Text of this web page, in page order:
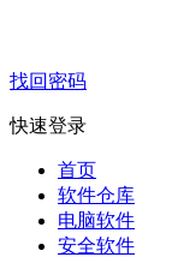
找回密码
快速登录
首页
软件仓库
电脑软件
安全软件